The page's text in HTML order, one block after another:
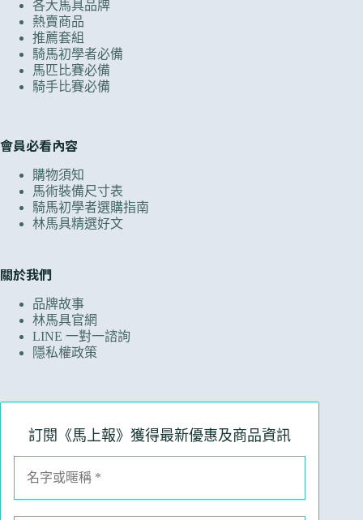
各大馬具品牌
熱賣商品
推薦套組
騎馬初學者必備
馬匹比賽必備
騎手比賽必備
會員必看內容
購物須知
馬術裝備尺寸表
騎馬初學者選購指南
林馬具精選好文
關於我們
品牌故事
林馬具官網
LINE 一對一諮詢
隱私權政策
訂閱《馬上報》獲得最新優惠及商品資訊